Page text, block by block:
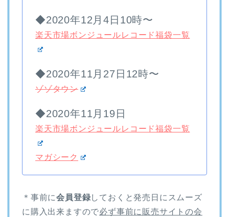
◆2020年12月4日10時〜
楽天市場ボンジュールレコード福袋一覧
◆2020年11月27日12時〜
ゾゾタウン
◆2020年11月19日
楽天市場ボンジュールレコード福袋一覧
マガシーク
＊事前に会員登録しておくと発売日にスムーズ
に購入出来ますので必ず事前に販売サイトの会